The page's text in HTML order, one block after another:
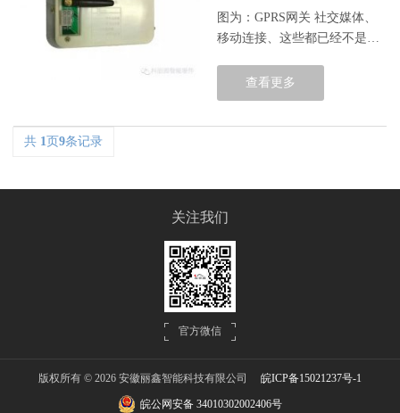
图为：GPRS网关 社交媒体、
移动连接、这些都已经不是新
技术变革正在发生着-------物联
网。在物联网中，从家电到奶
查看更多
共 1页 9条记录
关注我们
官方微信
版权所有 © 2026 安徽丽鑫智能科技有限公司 皖ICP备15021237号-1
皖公网安备 34010302002406号